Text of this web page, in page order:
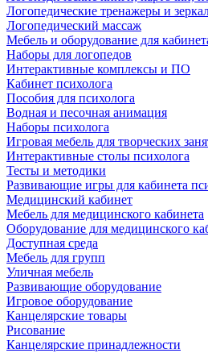
Логопедические тренажеры и
Логопедический массаж
Мебель и оборудование для
Наборы для логопедов
Интерактивные комплексы и ПО
Кабинет психолога
Пособия для психолога
Водная и песочная анимация
Наборы психолога
Игровая мебель для творческих
Интерактивные столы психолога
Тесты и методики
Развивающие игры для кабинета
Медицинский кабинет
Мебель для медицинского кабинета
Оборудование для медицинского
Доступная среда
Мебель для групп
Уличная мебель
Развивающие оборудование
Игровое оборудование
Канцелярские товары
Рисование
Канцелярские принадлежности